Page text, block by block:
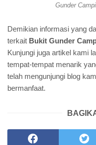
Gunder
Demikian informasi yang
terkait Bukit Gunder
Kunjungi juga artikel kami
tempat-tempat menarik
telah mengunjungi blog
bermanfaat.